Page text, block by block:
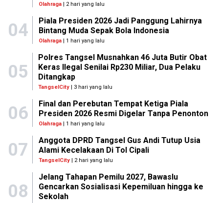
Olahraga| 2 hari yang lalu
04
Piala Presiden 2026 Jadi Panggung Lahirnya
Bintang Muda Sepak Bola Indonesia
Olahraga| 1 hari yang lalu
05
Polres Tangsel Musnahkan 46 Juta Butir Obat
Keras Ilegal Senilai Rp230 Miliar, Dua Pelaku
Ditangkap
TangselCity | 3 hari yang lalu
06
Final dan Perebutan Tempat Ketiga Piala
Presiden 2026 Resmi Digelar Tanpa Penonton
Olahraga| 1 hari yang lalu
07
Anggota DPRD Tangsel Gus Andi Tutup Usia
Alami Kecelakaan Di Tol Cipali
TangselCity| 2 hari yang lalu
08
Jelang Tahapan Pemilu 2027, Bawaslu
Gencarkan Sosialisasi Kepemiluan hingga ke
Sekolah